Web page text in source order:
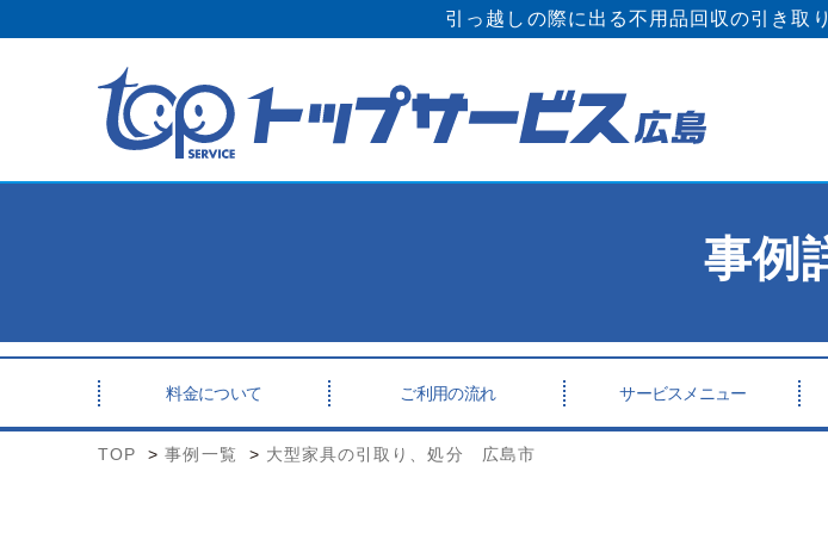
引っ越しの際に出る不用品回収の引き取
事例
料金について ご利用の流れ サービスメニュー
TOP 事例一覧 大型家具の引取り、処分 広島市